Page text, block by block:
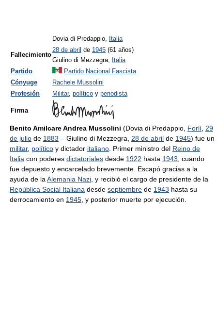
Dovia di Predappio, Italia
Fallecimiento
28 de abril de 1945 (61 años)
Giulino di Mezzegra,
Italia
Partido
Partido Nacional Fascista
Cónyuge
Rachele Mussolini
Profesión
Militar, político y periodista
Firma
Benito Amilcare Andrea Mussolini (Dovia di Predappio, Forlì
29
de julio de 1883 – Giulino di Mezzegra, 28 de abril de 1945) fue un
militar, político y dictador italiano . Primer ministro del Reino de
Italia con poderes dictatoriales desde 1922 hasta 1943 , cuando
fue depuesto y encarcelado brevemente. Escapó gracias a la
ayuda de la Alemania Nazi , y recibió el cargo de presidente de la
República Social Italiana desde septiembre de 1943 hasta su
derrocamiento en 1945 , y posterior muerte por ejecución.